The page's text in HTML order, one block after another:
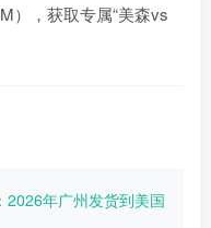
），获取专属“美森vs
2026年广州发货到美国